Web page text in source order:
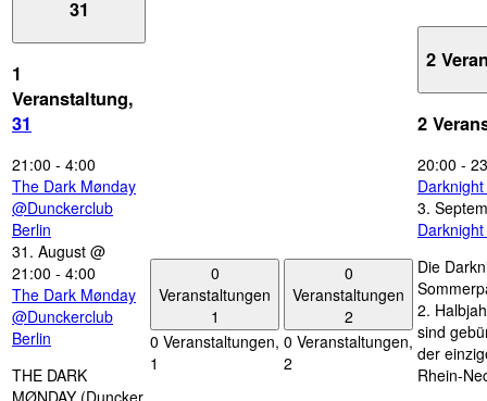
31
1
Veranstaltung,
31
21:00 - 4:00
The Dark Mønday
@Dunckerclub
Berlin
31. August @
21:00 - 4:00
The Dark Mønday
@Dunckerclub
Berlin
THE DARK
0
Veranstaltungen
1
0 Veranstaltungen,
1
0
Veranstaltungen
2
0 Veranstaltungen,
2
2
2
20:00 -
3.
Die
2.
sind
der
Rhein-